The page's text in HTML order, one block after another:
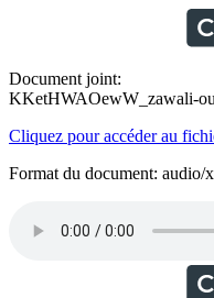
Document joint:
KKetHWAOewW_zawali-
Cliquez pour accéder au
Format du document: audio/